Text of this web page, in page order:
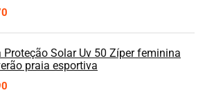
Proteção Solar Uv 50 Zíper feminina
praia esportiva